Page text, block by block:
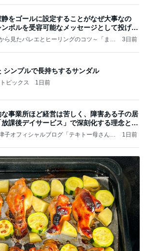
をゴールに設定することがなぜ大事なの
ボルを受容可能なメッセージとして投げる
ら見たバレエとヒーリングのコツ～「まと
3日前
シンプルで長持ちするサンダル
ピックス 1日前
な事業所ほど経営は苦しく、障害ある子の居
課後デイサービス」で深刻化する理念と現
子オフィシャルブログ「テキトー母さんの
1日前